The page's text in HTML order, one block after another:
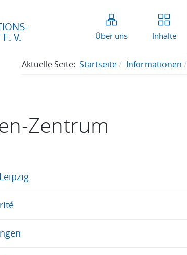
V.
Über uns Inhalte
Aktuelle Seite: Startseite Informationen
Zentrum